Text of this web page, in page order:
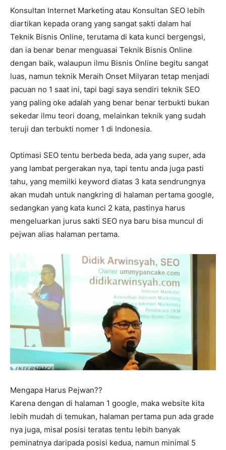
Konsultan Internet Marketing atau Konsultan SEO lebih
diartikan kepada orang yang sangat sakti dalam hal
Teknik Bisnis Online, terutama di kata kunci bergengsi,
dan ia benar benar menguasai Teknik Bisnis Online
dengan baik, walaupun ilmu Bisnis Online begitu sangat
luas, namun teknik Meraih Onset Milyaran tetap menjadi
pacuan no 1 saat ini, tapi bagi saya sendiri teknik SEO
yang paling oke adalah yang benar benar terbukti bukan
sekedar ilmu teori doang, melainkan teknik yang sudah
teruji dan terbukti nomer 1 di Indonesia.
Optimasi SEO tentu berbeda beda, ada yang super, ada
yang lambat pergerakan nya, tapi tentu anda juga pasti
tahu, yang memilki keyword diatas 3 kata sendrungnya
akan mudah untuk nangkring di halaman pertama google,
sedangkan yang kata kunci 2 kata, pastinya harus
mengeluarkan jurus sakti SEO nya baru bisa muncul di
pejwan alias halaman pertama.
Mengapa Harus Pejwan??
Karena dengan di halaman 1 google, maka website kita
lebih mudah di temukan, halaman pertama pun ada grade
nya juga, misal posisi teratas tentu lebih banyak
peminatnya daripada posisi kedua, namun minimal 5